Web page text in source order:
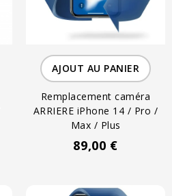
AJOUT AU PANIER
Remplacement caméra
ARRIERE iPhone 14 / Pro /
Max / Plus
89,00 €